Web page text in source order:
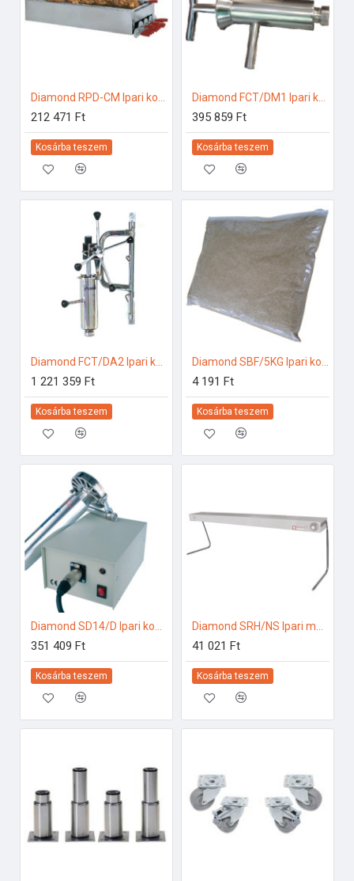
212 471 Ft
Kosárba teszem
Diamond FCT/DM1 Ipari konyhai előkészítés
395 859 Ft
Kosárba teszem
1 221 359 Ft
Kosárba teszem
4 191 Ft
Kosárba teszem
351 409 Ft
Kosárba teszem
41 021 Ft
Kosárba teszem